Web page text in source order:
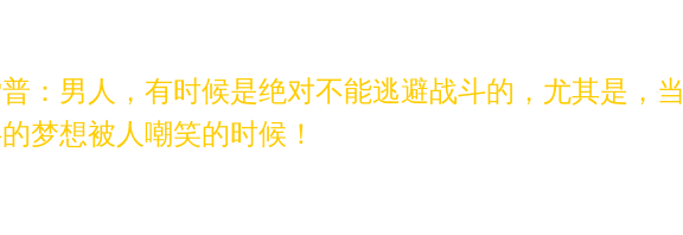
：男人，有时候是绝对不能逃避战斗的，尤其是，当
梦想被人嘲笑的时候！